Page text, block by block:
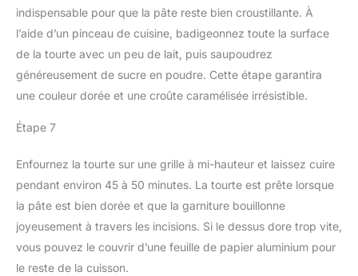
indispensable pour que la pâte reste bien croustillante. À
l’aide d’un pinceau de cuisine, badigeonnez toute la surface
de la tourte avec un peu de lait, puis saupoudrez
généreusement de sucre en poudre. Cette étape garantira
une couleur dorée et une croûte caramélisée irrésistible.
Étape 7
Enfournez la tourte sur une grille à mi-hauteur et laissez cuire
pendant environ 45 à 50 minutes. La tourte est prête lorsque
la pâte est bien dorée et que la garniture bouillonne
joyeusement à travers les incisions. Si le dessus dore trop vite,
vous pouvez le couvrir d’une feuille de papier aluminium pour
le reste de la cuisson.